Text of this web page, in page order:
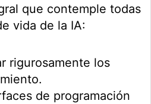
que contemple todas
vida de la IA:
rigurosamente los
de programación